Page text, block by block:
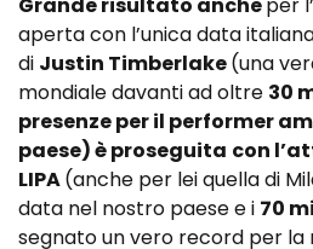
aperta con l’unica data
di Justin Timberlake(una
mondiale davanti ad oltre 30
presenze per il performer
paese) è proseguita con
LIPA(anche per lei quella di
data nel nostro paese e i 70
segnato un vero record per la